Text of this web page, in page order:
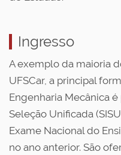
Ingresso
A exemplo da maioria
UFSCar, a principal
Engenharia Mecânica
Seleção Unificada
Exame Nacional do
no ano anterior. São